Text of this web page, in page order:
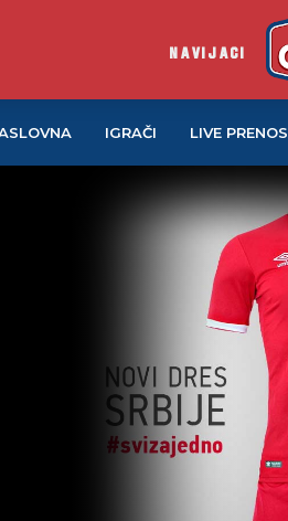
NAVIJACI
IGRAČI LIVE PRENOS